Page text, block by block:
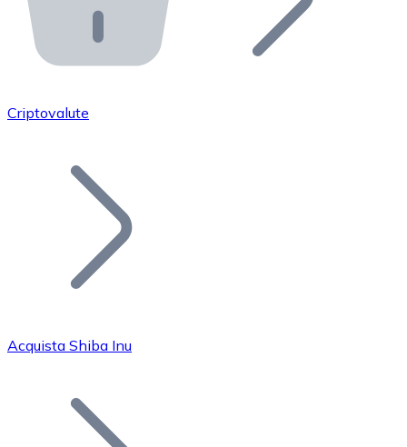
API Bitnovo
Integra la nostra API nel tuo ecosistema.
Unisciti alla nostra rete di rivenditori e
Aggiungi il token del tuo progetto al nostro servizio di
Bitcoin
Criptovalute
Acquista Shiba Inu